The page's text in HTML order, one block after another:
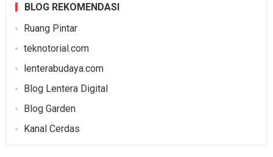
BLOG REKOMENDASI
Ruang Pintar
teknotorial.com
lenterabudaya.com
Blog Lentera Digital
Blog Garden
Kanal Cerdas